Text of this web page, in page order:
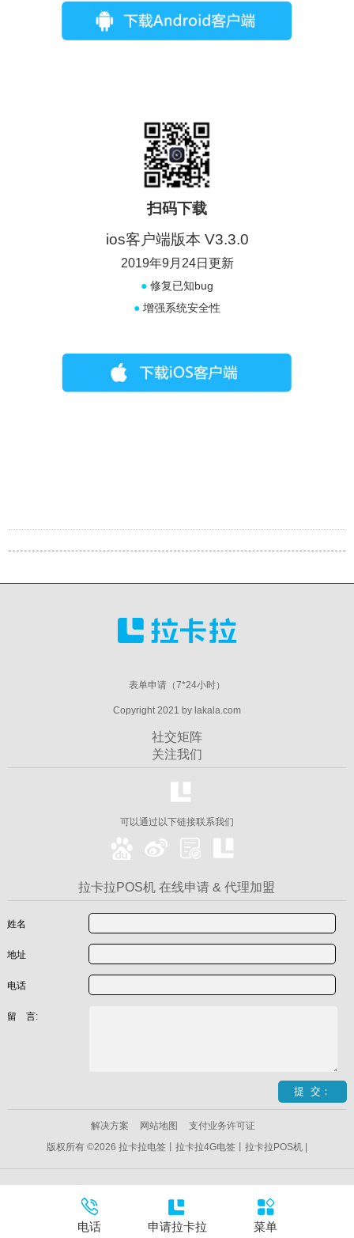
扫码下载
ios客户端版本 V3.3.0
2019年9月24日更新
● 修复已知bug
● 增强系统安全性
表单申请（7*24小时）
Copyright 2021 by lakala.com
社交矩阵
关注我们
可以通过以下链接联系我们
拉卡拉POS机 在线申请 & 代理加盟
姓名
地址
电话
留 言:
解决方案 网站地图
支付业务许可证
版权所有 ©2026 拉卡拉电签丨拉卡拉4G电签丨拉卡拉POS机 |
电话 申请拉卡拉 菜单